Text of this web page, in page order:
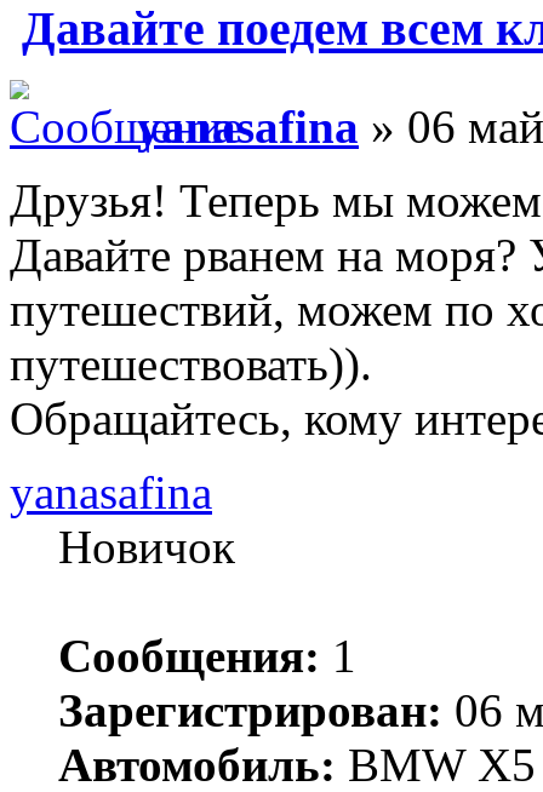
Давайте поедем всем
yanasafina » 06
Друзья! Теперь мы можем
Давайте рванем на
путешествий, можем по
путешествовать)).
Обращайтесь, кому
yanasafina
Новичок
Сообщения: 1
Зарегистрирован: 06
Автомобиль: BMW X5